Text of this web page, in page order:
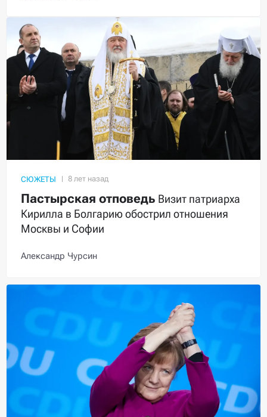
СЮЖЕТЫ
Пастырская отповедь Визит патриарха
Кирилла в Болгарию обострил отношения
Москвы и Софии
Александр Чурсин